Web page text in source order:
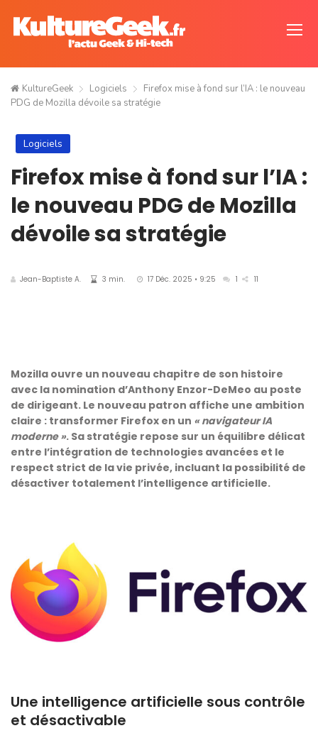
KultureGeek Logiciels
Firefox mise à fond sur l’IA : le nouveau
PDG de Mozilla dévoile sa stratégie
Logiciels
Firefox mise à fond sur l’IA :
le nouveau PDG de Mozilla
dévoile sa stratégie
Jean-Baptiste A. 3 min. 17 Déc. 2025 • 9:25 1 11
Mozilla ouvre un nouveau chapitre de son histoire
avec la nomination d’Anthony Enzor-DeMeo au poste
de dirigeant. Le nouveau patron affiche une ambition
claire : transformer Firefox en un « navigateur IA
moderne ». Sa stratégie repose sur un équilibre délicat
entre l’intégration de technologies avancées et le
respect strict de la vie privée, incluant la possibilité de
désactiver totalement l’intelligence artificielle.
Une intelligence artificielle sous contrôle
et désactivable